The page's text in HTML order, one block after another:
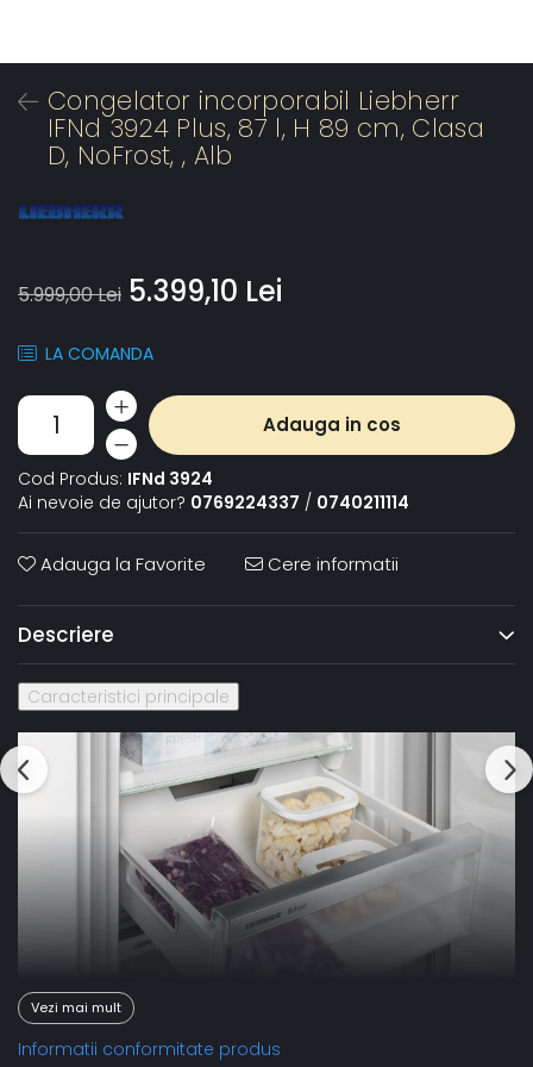
Congelator incorporabil Liebherr
IFNd 3924 Plus, 87 l, H 89 cm, Clasa
D, NoFrost, , Alb
5.999,00 Lei 5.399,10 Lei
LA COMANDA
Adauga in cos
Cod Produs: IFNd 3924
Ai nevoie de ajutor? 0769224337 / 0740211114
Adauga la Favorite Cere informatii
Descriere
Caracteristici principale
Vezi mai mult
Informatii conformitate produs